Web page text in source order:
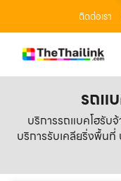
ติดต่อเรา
รถแ
บริการรถแบคโฮรับ
บริการรับเคลียริ่งพื้น